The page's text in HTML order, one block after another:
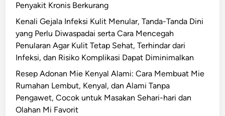
Penyakit Kronis Berkurang
Kenali Gejala Infeksi Kulit Menular, Tanda-Tanda Dini
yang Perlu Diwaspadai serta Cara Mencegah
Penularan Agar Kulit Tetap Sehat, Terhindar dari
Infeksi, dan Risiko Komplikasi Dapat Diminimalkan
Resep Adonan Mie Kenyal Alami: Cara Membuat Mie
Rumahan Lembut, Kenyal, dan Alami Tanpa
Pengawet, Cocok untuk Masakan Sehari-hari dan
Olahan Mi Favorit